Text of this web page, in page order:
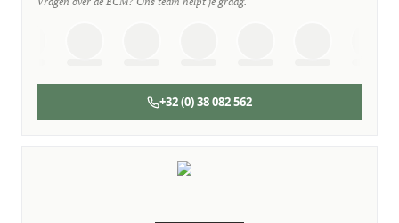
+32 (0) 38 082 562
Wij staan voor je klaar